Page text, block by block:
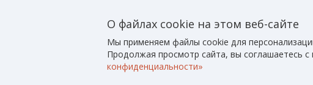
О файлах cookie на этом веб-сайте
Мы применяем файлы cookie для
Продолжая просмотр сайта, вы соглашаетесь
конфиденциальности»